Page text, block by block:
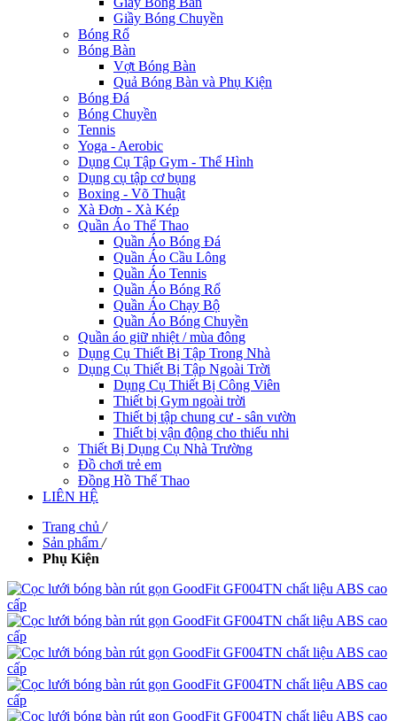
Giầy Bóng Chuyền
Bóng Rổ
Bóng Bàn
Vợt Bóng Bàn
Quả Bóng Bàn và Phụ Kiện
Bóng Đá
Bóng Chuyền
Tennis
Yoga - Aerobic
Dụng Cụ Tập Gym - Thể Hình
Dụng cụ tập cơ bụng
Boxing - Võ Thuật
Xà Đơn - Xà Kép
Quần Áo Thể Thao
Quần Áo Bóng Đá
Quần Áo Cầu Lông
Quần Áo Tennis
Quần Áo Bóng Rổ
Quần Áo Chạy Bộ
Quần Áo Bóng Chuyền
Quần áo giữ nhiệt / mùa đông
Dụng Cụ Thiết Bị Tập Trong Nhà
Dụng Cụ Thiết Bị Tập Ngoài Trời
Dụng Cụ Thiết Bị Công Viên
Thiết bị Gym ngoài trời
Thiết bị tập chung cư - sân vườn
Thiết bị vận động cho thiếu nhi
Thiết Bị Dụng Cụ Nhà Trường
Đồ chơi trẻ em
Đồng Hồ Thể Thao
LIÊN HỆ
Trang chủ /
Sản phẩm /
Phụ Kiện